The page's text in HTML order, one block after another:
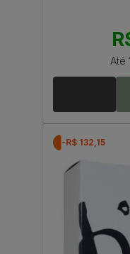
Até
-R$ 132,15